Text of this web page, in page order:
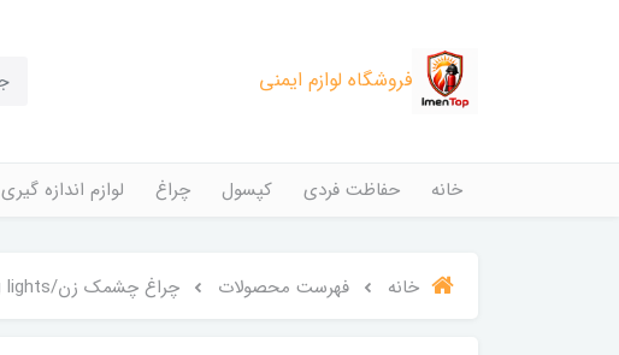
فروشگاه لوازم ایمنی
خانه حفاظت فردی کپسول چراغ لوازم اندازه گیری
خانه فهرست محصولات چراغ چشمک زن/Flashing lights